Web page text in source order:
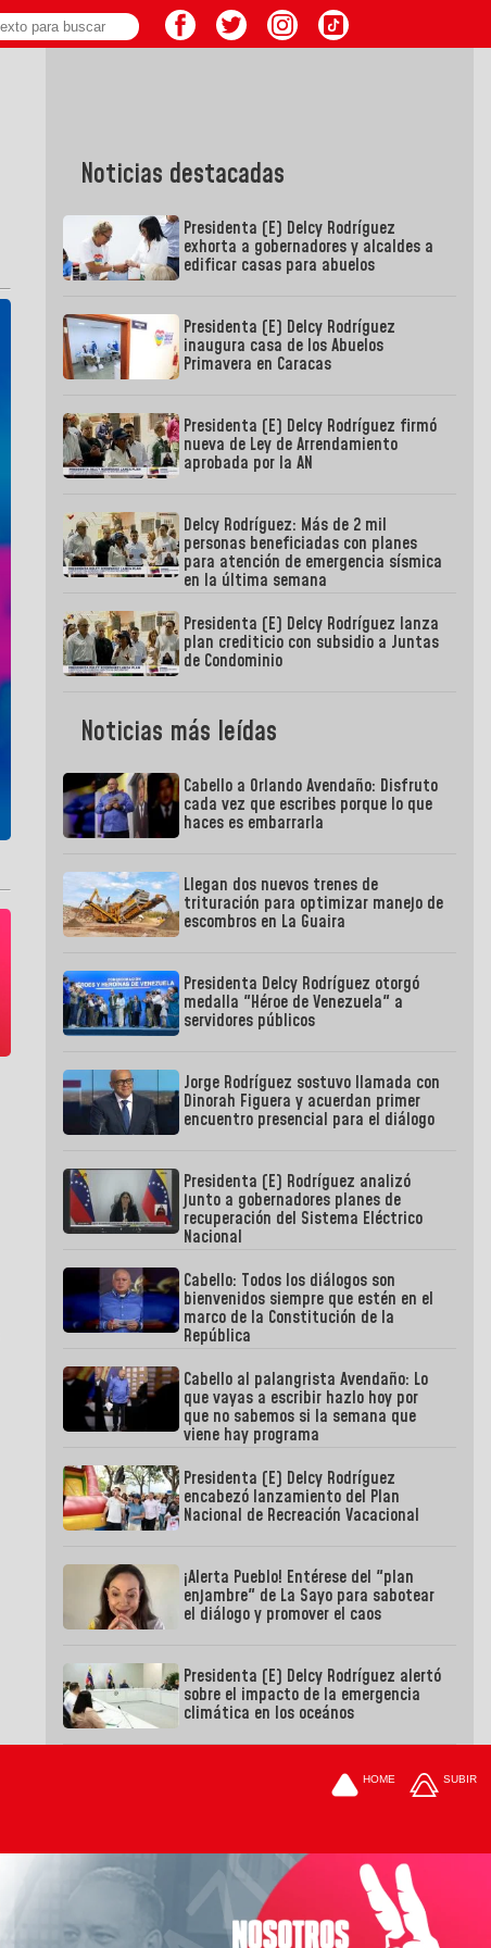
Noticias destacadas
Presidenta (E) Delcy Rodríguez
exhorta a gobernadores y alcaldes a
edificar casas para abuelos
Presidenta (E) Delcy Rodríguez
inaugura casa de los Abuelos
Primavera en Caracas
Presidenta (E) Delcy Rodríguez firmó
nueva de Ley de Arrendamiento
aprobada por la AN
Delcy Rodríguez: Más de 2 mil
personas beneficiadas con planes
para atención de emergencia sísmica
en la última semana
Presidenta (E) Delcy Rodríguez lanza
plan crediticio con subsidio a Juntas
de Condominio
Noticias más leídas
Cabello a Orlando Avendaño: Disfruto
cada vez que escribes porque lo que
haces es embarrarla
Llegan dos nuevos trenes de
trituración para optimizar manejo de
escombros en La Guaira
Presidenta Delcy Rodríguez otorgó
medalla "Héroe de Venezuela" a
servidores públicos
Jorge Rodríguez sostuvo llamada con
Dinorah Figuera y acuerdan primer
encuentro presencial para el diálogo
Presidenta (E) Rodríguez analizó
junto a gobernadores planes de
recuperación del Sistema Eléctrico
Nacional
Cabello: Todos los diálogos son
bienvenidos siempre que estén en el
marco de la Constitución de la
República
Cabello al palangrista Avendaño: Lo
que vayas a escribir hazlo hoy por
que no sabemos si la semana que
viene hay programa
Presidenta (E) Delcy Rodríguez
encabezó lanzamiento del Plan
Nacional de Recreación Vacacional
¡Alerta Pueblo! Entérese del "plan
enjambre" de La Sayo para sabotear
el diálogo y promover el caos
Presidenta (E) Delcy Rodríguez alertó
sobre el impacto de la emergencia
climática en los oceános
HOME SUBIR